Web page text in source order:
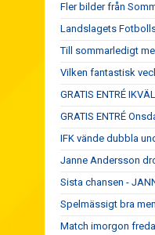
Fler bilder från
Landslagets
Till sommarledigt
Vilken fantastisk
GRATIS ENTRÉ
GRATIS ENTRÉ
IFK vände dubbla
Janne Andersson
Sista chansen -
Spelmässigt bra
Match imorgon